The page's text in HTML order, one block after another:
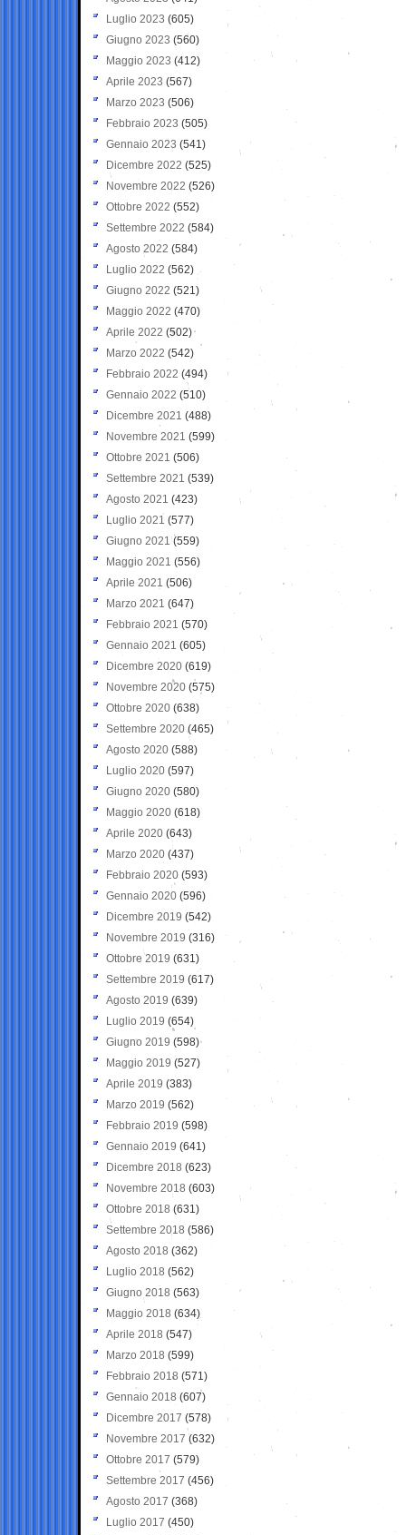
Luglio 2023 (605)
Giugno 2023 (560)
Maggio 2023 (412)
Aprile 2023 (567)
Marzo 2023 (506)
Febbraio 2023 (505)
Gennaio 2023 (541)
Dicembre 2022 (525)
Novembre 2022 (526)
Ottobre 2022 (552)
Settembre 2022 (584)
Agosto 2022 (584)
Luglio 2022 (562)
Giugno 2022 (521)
Maggio 2022 (470)
Aprile 2022 (502)
Marzo 2022 (542)
Febbraio 2022 (494)
Gennaio 2022 (510)
Dicembre 2021 (488)
Novembre 2021 (599)
Ottobre 2021 (506)
Settembre 2021 (539)
Agosto 2021 (423)
Luglio 2021 (577)
Giugno 2021(559)
Maggio 2021 (556)
Aprile 2021 (506)
Marzo 2021 (647)
Febbraio 2021 (570)
Gennaio 2021 (605)
Dicembre 2020 (619)
Novembre 2020 (575)
Ottobre 2020 (638)
Settembre 2020(465)
Agosto 2020 (588)
Luglio 2020 (597)
Giugno 2020 (580)
Maggio 2020 (618)
Aprile 2020 (643)
Marzo 2020 (437)
Febbraio 2020 (593)
Gennaio 2020 (596)
Dicembre 2019 (542)
Novembre 2019 (316)
Ottobre 2019 (631)
Settembre 2019 (617)
Agosto 2019 (639)
Luglio 2019 (654)
Giugno 2019 (598)
Maggio 2019 (527)
Aprile 2019 (383)
Marzo 2019 (562)
Febbraio 2019 (598)
Gennaio 2019 (641)
Dicembre 2018 (623)
Novembre 2018 (603)
Ottobre 2018 (631)
Settembre 2018 (586)
Agosto 2018 (362)
Luglio 2018 (562)
Giugno 2018 (563)
Maggio 2018 (634)
Aprile 2018 (547)
Marzo 2018 (599)
Febbraio 2018 (571)
Gennaio 2018 (607)
Dicembre 2017 (578)
Novembre 2017 (632)
Ottobre 2017 (579)
Settembre 2017 (456)
Agosto 2017 (368)
Luglio 2017 (450)